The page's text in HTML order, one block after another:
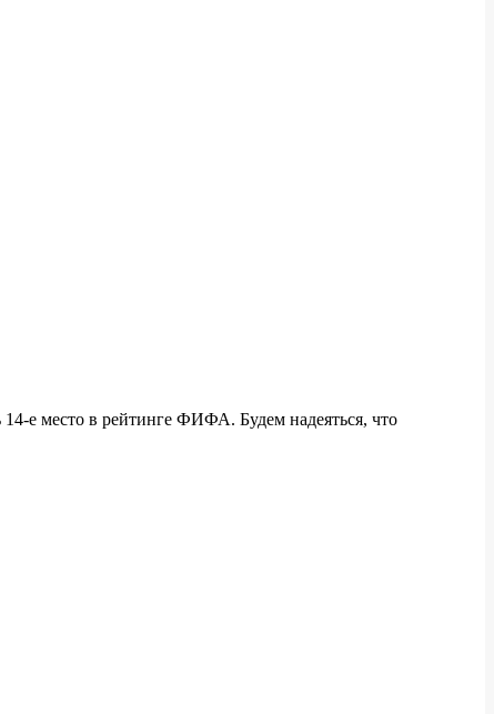
е место в рейтинге ФИФА. Будем надеяться, что